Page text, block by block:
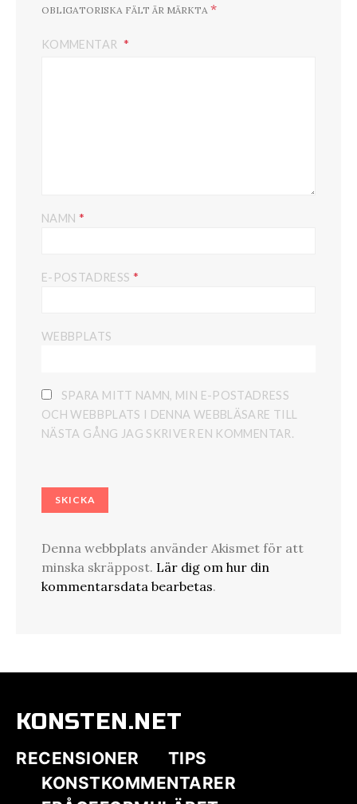
OBLIGATORISKA FÄLT ÄR MÄRKTA *
KOMMENTAR
NAMN *
E-POSTADRESS *
WEBBPLATS
SPARA MITT NAMN, MIN E-POSTADRESS
OCH WEBBPLATS I DENNA WEBBLÄSARE TILL
NÄSTA GÅNG JAG SKRIVER EN KOMMENTAR.
Denna webbplats använder Akismet för att
minska skräppost. Lär dig om hur din
kommentarsdata bearbetas.
KONSTEN.NET
RECENSIONER
TIPS
KONSTKOMMENTARER